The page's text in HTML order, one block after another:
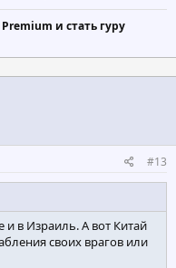
и стать гуру
#13
в Израиль. А вот Китай
своих врагов или